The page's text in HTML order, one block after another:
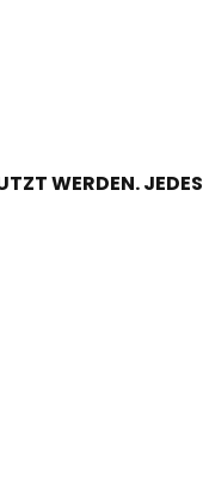
WERDEN. JEDES